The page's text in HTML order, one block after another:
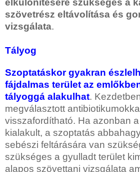
elkülönítésére szükséges a
szövetrész eltávolítása és
vizsgálata.
Tályog
Szoptatáskor gyakran
fájdalmas terület az
tályoggá alakulhat.
megválasztott
visszafordítható. Ha azonban
kialakult, a szoptatás
sebészi feltárására van
szükséges a gyulladt terület
alapos szövettani vizsgálata